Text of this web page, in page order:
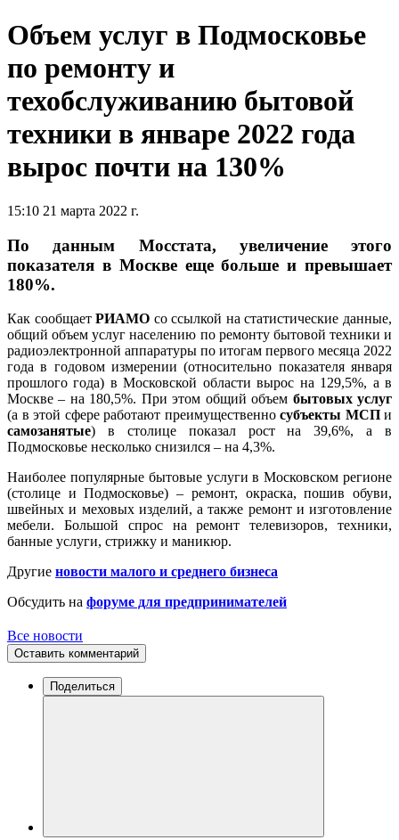
Объем услуг в Подмосковье
по ремонту и
техобслуживанию бытовой
техники в январе 2022 года
вырос почти на 130%
15:10 21 марта 2022 г.
По данным Мосстата, увеличение этого
показателя в Москве еще больше и превышает
180%.
Как сообщаетРИАМО со ссылкой на статистические данные,
общий объем услуг населению по ремонту бытовой техники и
радиоэлектронной аппаратуры по итогам первого месяца 2022
года в годовом измерении (относительно показателя января
прошлого года) в Московской области вырос на 129,5%, а в
Москве – на 180,5%. При этом общий объем бытовых услуг
(а в этой сфере работают преимущественно субъекты МСПи
самозанятые) в столице показал рост на 39,6%, а в
Подмосковье несколько снизился – на 4,3%.
Наиболее популярные бытовые услуги в Московском регионе
(столице и Подмосковье) – ремонт, окраска, пошив обуви,
швейных и меховых изделий, а также ремонт и изготовление
мебели. Большой спрос на ремонт телевизоров, техники,
банные услуги, стрижку и маникюр.
Другие новости малого и среднего бизнеса
Обсудить на форуме для предпринимателей
Все новости
Оставить комментарий
Поделиться